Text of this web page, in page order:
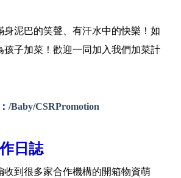
身泥巴的笑聲、有汗水中的快樂！如
孩子加菜！歡迎一同加入我們加菜計
/Baby/CSRPromotion
日誌
收到很多家合作機構的開箱物資萌